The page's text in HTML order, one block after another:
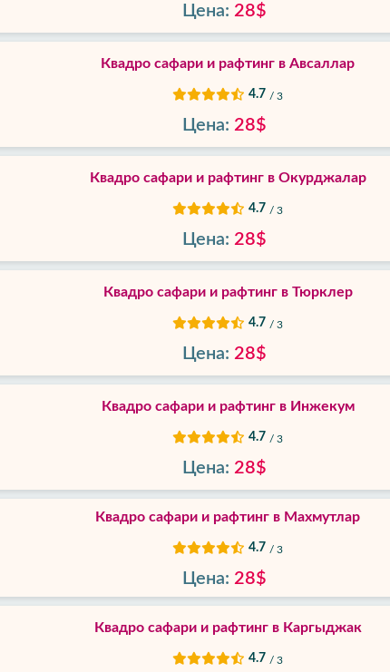
Цена: 28$
Квадро сафари и рафтинг в Авсаллар
4.7 / 3
Цена: 28$
Квадро сафари и рафтинг в Окурджалар
4.7 / 3
Цена: 28$
Квадро сафари и рафтинг в Тюрклер
4.7 / 3
Цена: 28$
Квадро сафари и рафтинг в Инжекум
4.7 / 3
Цена: 28$
Квадро сафари и рафтинг в Махмутлар
4.7 / 3
Цена: 28$
Квадро сафари и рафтинг в Каргыджак‎
4.7 / 3